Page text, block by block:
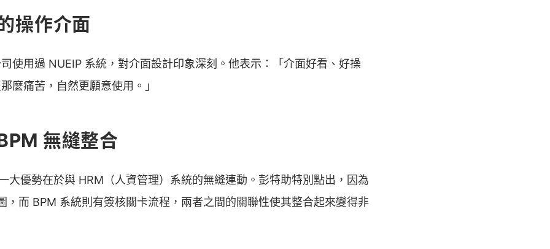
操作介面
使用過 NUEIP 系統，對介面設計印象深刻。他表示：「介面好看、好操
麼痛苦，自然更願意使用。」
無縫整合
大優勢在於與 HRM（人資管理）系統的無縫連動。彭特助特別點出，因為
，而 BPM 系統則有簽核關卡流程，兩者之間的關聯性使其整合起來變得非